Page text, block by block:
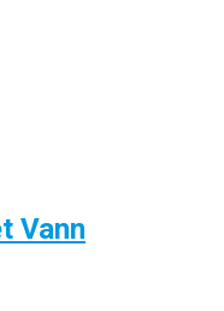
Vann